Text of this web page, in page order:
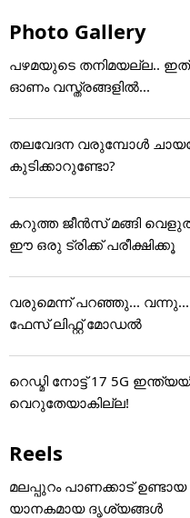
Photo Gallery
പഴമയുടെ തനിമയല്ല..
ഓണം വസ്ത്രങ്ങളിൽ...
തലവേദന വരുമ്പോൾ
കുടിക്കാറുണ്ടോ?
കറുത്ത ജീൻസ് മങ്ങി
ഈ ഒരു ട്രിക്ക് പരീക്ഷിക്കൂ
വരുമെന്ന് പറഞ്ഞു...
ഫേസ് ലിഫ്റ്റ് മോഡൽ
റെഡ്മി നോട്ട് 17 5G
വെറുതേയാകില്ല!
Reels
മലപ്പുറം പാണക്കാട് ഉണ്ടായ
യാനകമായ ദൃശ്യങ്ങൾ